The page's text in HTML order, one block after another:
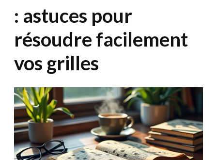
: astuces pour
résoudre facilement
vos grilles